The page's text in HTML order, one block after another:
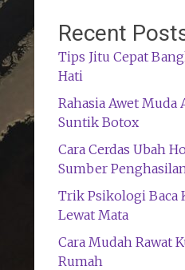
Recent
Tips Jitu Cepat
Hati
Rahasia Awet Muda
Suntik Botox
Cara Cerdas Ubah
Sumber
Trik Psikologi Baca
Lewat Mata
Cara Mudah Rawat
Rumah